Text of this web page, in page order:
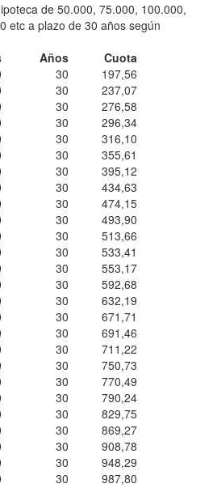
de 50.000, 75.000, 100.000,
etc a plazo de 30 años según
Años
Cuota
30
197,56
30
237,07
30
276,58
30
296,34
30
316,10
30
355,61
30
395,12
30
434,63
30
474,15
30
493,90
30
513,66
30
533,41
30
553,17
30
592,68
30
632,19
30
671,71
30
691,46
30
711,22
30
750,73
30
770,49
30
790,24
30
829,75
30
869,27
30
908,78
30
948,29
30 987,80